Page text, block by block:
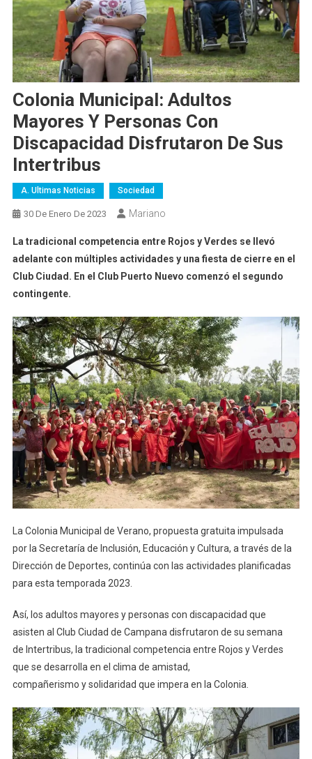
Colonia Municipal: Adultos
Mayores Y Personas Con
Discapacidad Disfrutaron De Sus
Intertribus
A. Ultimas Noticias Sociedad
30 De Enero De 2023 Mariano
La tradicional competencia entre Rojos y Verdes se llevó
adelante con múltiples actividades y una fiesta de cierre en el
Club Ciudad. En el Club Puerto Nuevo comenzó el segundo
contingente.
La Colonia Municipal de Verano, propuesta gratuita impulsada
por la Secretaría de Inclusión, Educación y Cultura, a través de la
Dirección de Deportes, continúa con las actividades planificadas
para esta temporada 2023.
Así, los adultos mayores y personas con discapacidad que
asisten al Club Ciudad de Campana disfrutaron de su semana
de Intertribus, la tradicional competencia entre Rojos y Verdes
que se desarrolla en el clima de amistad,
compañerismo y solidaridad que impera en la Colonia.